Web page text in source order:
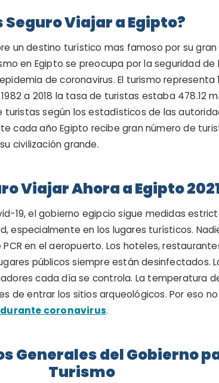
Seguro Viajar a Egipto?
un destino turístico mas famoso por su gran
en Egipto se preocupa por la seguridad de
de coronavirus. El turismo representa
a 2018 la tasa de turistas estaba 478.12
turistas según los estadísticos de las
cada año Egipto recibe gran número de
civilización grande.
Viajar Ahora a Egipto
19, el gobierno egipcio sigue medidas
especialmente en los lugares turísticos.
en el aeropuerto. Los hoteles,
públicos siempre están desinfectados.
cada día se controla. La temperatura
de entrar los sitios arqueológicos. Por eso
coronavirus.
Generales del Gobierno
Turismo